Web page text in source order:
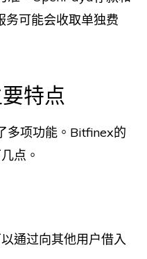
务可能会收取单独费
特点
多项功能。Bitfinex的
点。
通过向其他用户借入